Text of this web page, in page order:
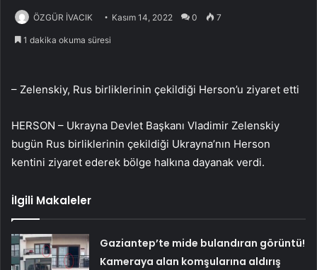
ÖZGÜR İVACIK Kasım 14, 2022 0 7
1 dakika okuma süresi
– Zelenskiy, Rus birliklerinin çekildiği Herson’u ziyaret etti
HERSON – Ukrayna Devlet Başkanı Vladimir Zelenskiy
bugün Rus birliklerinin çekildiği Ukrayna’nın Herson
kentini ziyaret ederek bölge halkına dayanak verdi.
İlgili Makaleler
Gaziantep’te mide bulandıran görüntü!
Kameraya alan komşularına aldırış